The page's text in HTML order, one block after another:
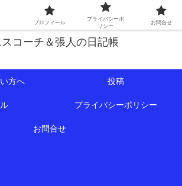
けの情報を中心にテニスライフをサポート！
コーチ＆張人の日記帳
方へ 投稿
プライバシーポリシー
お問合せ
プロフィール
プライバシーポ
リシー
お問合せ